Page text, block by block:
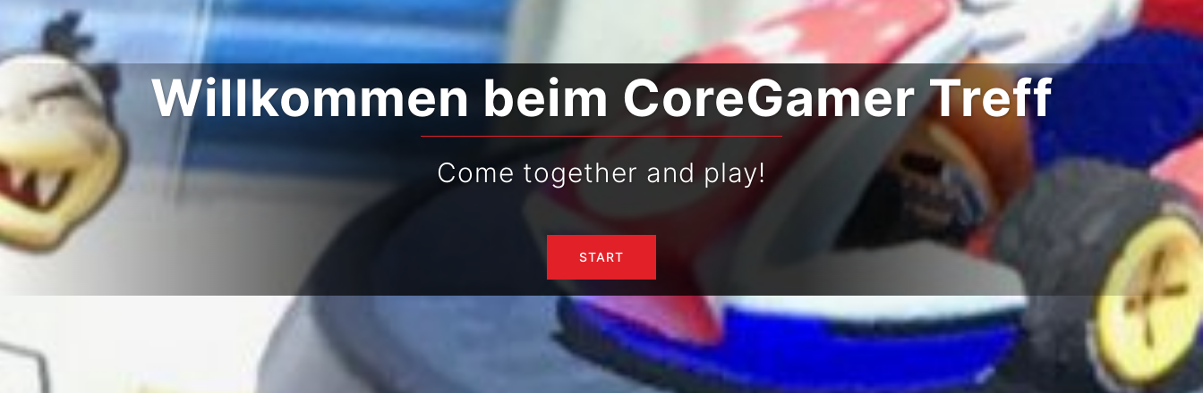
Willkommen beim CoreGamer Treff
Come together and play!
START